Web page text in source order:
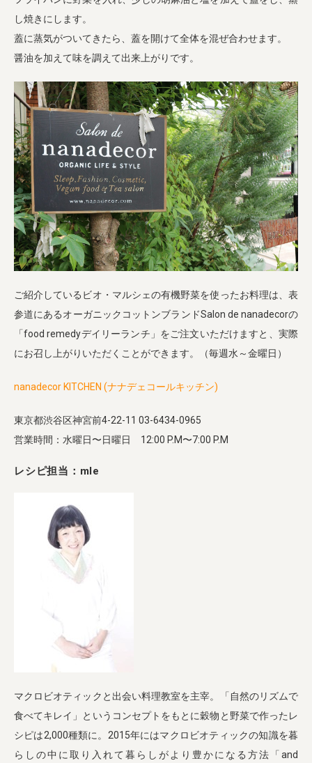
し焼きにします。
蓋に蒸気がついてきたら、蓋を開けて全体を混ぜ合わせます。
醤油を加えて味を調えて出来上がりです。
ご紹介しているビオ・マルシェの有機野菜を使ったお料理は、表
参道にあるオーガニックコットンブランドSalon de nanadecorの
「food remedyデイリーランチ」をご注文いただけますと、実際
にお召し上がりいただくことができます。（毎週水～金曜日）
nanadecor KITCHEN (ナナデェコールキッチン)
東京都渋谷区神宮前4-22-11 03-6434-0965
営業時間：水曜日〜日曜日 12:00 P.M〜7:00 P.M
レシピ担当：mle
マクロビオティックと出会い料理教室を主宰。「自然のリズムで
食べてキレイ」というコンセプトをもとに穀物と野菜で作ったレ
シピは2,000種類に。2015年にはマクロビオティックの知識を暮
らしの中に取り入れて暮らしがより豊かになる方法「and